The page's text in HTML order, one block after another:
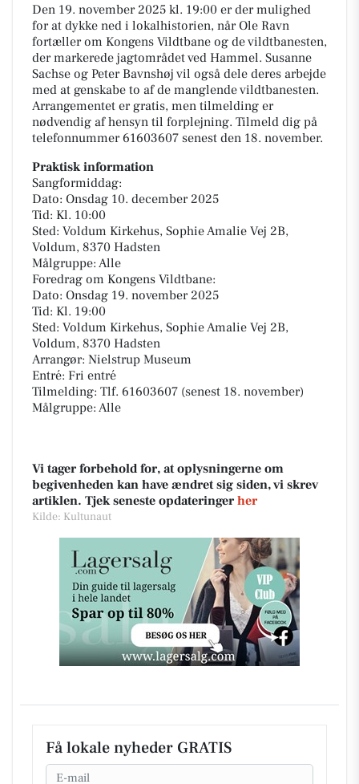
Den 19. november 2025 kl. 19:00 er der mulighed
for at dykke ned i lokalhistorien, når Ole Ravn
fortæller om Kongens Vildtbane og de vildtbanesten,
der markerede jagtområdet ved Hammel. Susanne
Sachse og Peter Bavnshøj vil også dele deres arbejde
med at genskabe to af de manglende vildtbanesten.
Arrangementet er gratis, men tilmelding er
nødvendig af hensyn til forplejning. Tilmeld dig på
telefonnummer 61603607 senest den 18. november.
Praktisk information
Sangformiddag:
Dato: Onsdag 10. december 2025
Tid: Kl. 10:00
Sted: Voldum Kirkehus, Sophie Amalie Vej 2B,
Voldum, 8370 Hadsten
Målgruppe: Alle
Foredrag om Kongens Vildtbane:
Dato: Onsdag 19. november 2025
Tid: Kl. 19:00
Sted: Voldum Kirkehus, Sophie Amalie Vej 2B,
Voldum, 8370 Hadsten
Arrangør: Nielstrup Museum
Entré: Fri entré
Tilmelding: Tlf. 61603607 (senest 18. november)
Målgruppe: Alle
Vi tager forbehold for, at oplysningerne om
begivenheden kan have ændret sig siden, vi skrev
artiklen. Tjek seneste opdateringer her
Kilde: Kultunaut
Få lokale nyheder GRATIS
Email